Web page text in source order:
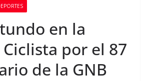
en la
Ciclista por el 87
de la GNB